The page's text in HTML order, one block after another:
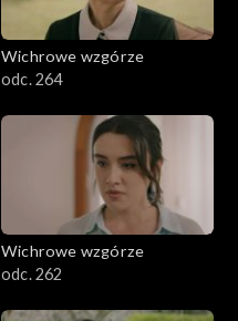
Wichrowe wzgórze
odc. 264
Wichrowe wzgórze
odc. 262